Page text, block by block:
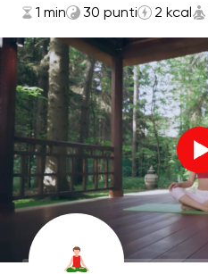
1 min 30 punti 2 kcal